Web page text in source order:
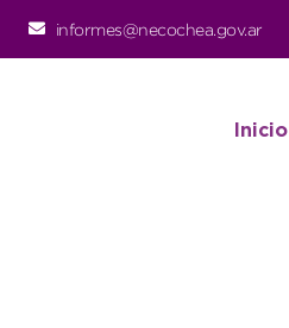
informes@necochea.gov.ar
Inicio